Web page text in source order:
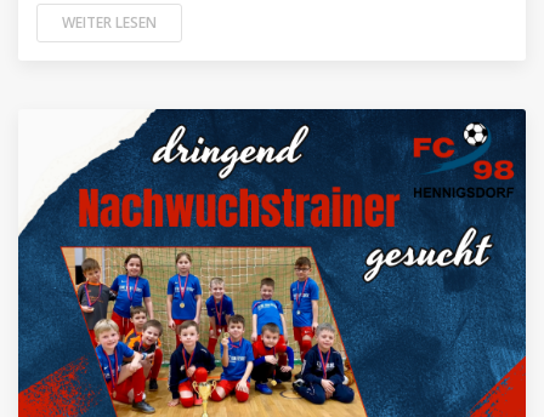
WEITER LESEN